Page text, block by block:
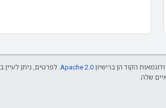
ודוגמאות הקוד הן ברישיון Apache 2.0 . לפרטים, ניתן לעיין ב